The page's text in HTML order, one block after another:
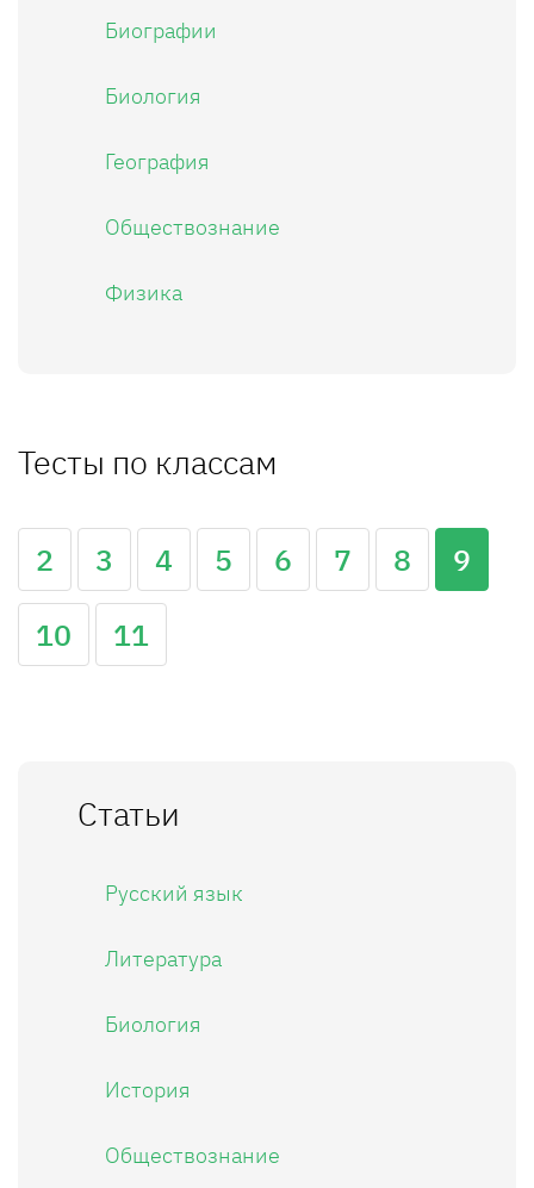
Биографии
Биология
География
Обществознание
Физика
Тесты по классам
2 3 4 5 6 7 8
9
10
11
Статьи
Русский язык
Литература
Биология
История
Обществознание